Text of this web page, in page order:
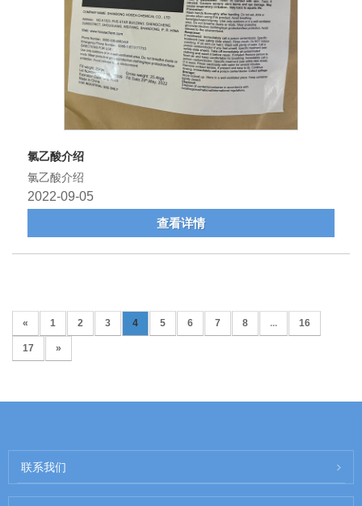
氯乙酸介绍
氯乙酸介绍
2022-09-05
查看详情
« 1 2 3 4 5 6 7 8 ... 16
17 »
联系我们